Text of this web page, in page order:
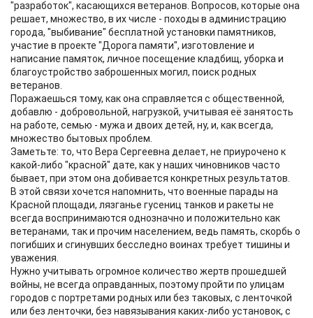
"разработок", касающихся ветеранов. Вопросов, которые она
решает, множество, в их числе - походы в администрацию
города, "выбивание" бесплатной установки памятников,
участие в проекте "Дорога памяти", изготовление и
написание памяток, личное посещение кладбищ, уборка и
благоустройство заброшенных могил, поиск родных
ветеранов.
Поражаешься тому, как она справляется с общественной,
добавлю - добровольной, нагрузкой, учитывая её занятость
на работе, семью - мужа и двоих детей, ну, и, как всегда,
множество бытовых проблем.
Заметьте: то, что Вера Сергеевна делает, не приурочено к
какой-либо "красной" дате, как у наших чиновников часто
бывает, при этом она добивается конкретных результатов.
В этой связи хочется напомнить, что военные парады на
Красной площади, лязганье гусениц танков и ракеты не
всегда воспринимаются однозначно и положительно как
ветеранами, так и прочим населением, ведь память, скорбь о
погибших и сгинувших бесследно воинах требует тишины и
уважения.
Нужно учитывать огромное количество жертв прошедшей
войны, не всегда оправданных, поэтому пройти по улицам
городов с портретами родных или без таковых, с ленточкой
или без ленточки, без навязывания каких-либо установок, с